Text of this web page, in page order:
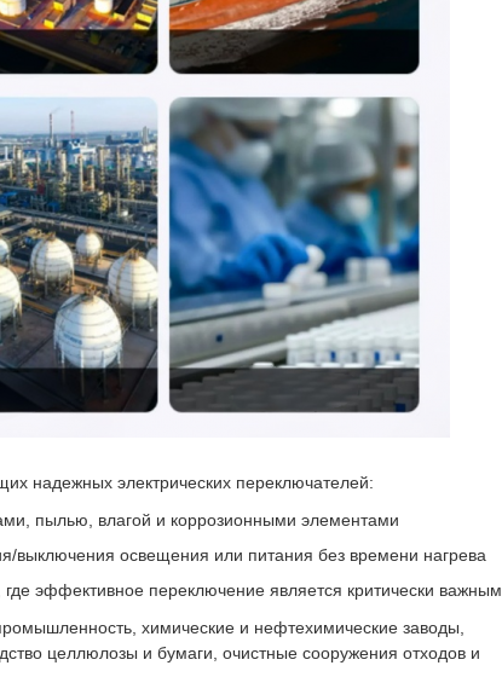
надежных электрических переключателей:
пылью, влагой и коррозионными элементами
выключения освещения или питания без времени нагрева
эффективное переключение является критически важным
химические и нефтехимические заводы,
целлюлозы и бумаги, очистные сооружения отходов и